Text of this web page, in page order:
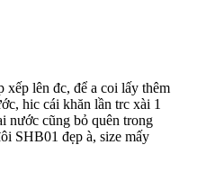
xếp lên đc, để a coi lấy thêm
hic cái khăn lần trc xài 1
nước cũng bỏ quên trong
SHB01 đẹp à, size mấy